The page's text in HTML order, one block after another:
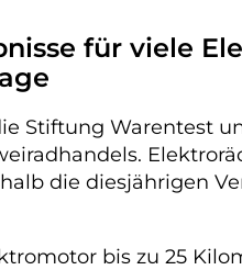
für viele
Stiftung Warentest
die diesjährigen
bis zu 25